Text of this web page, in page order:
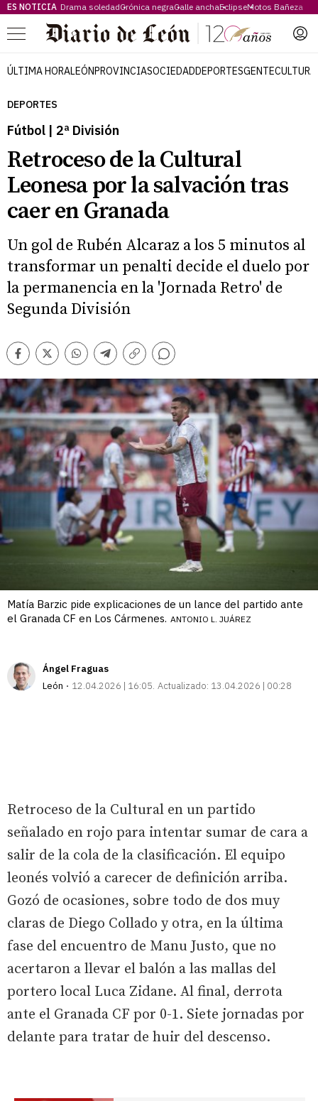
ES NOTICIA Drama soledadCrónica negraCalle anchaEclipseMotos Bañeza
Menú
ÚLTIMA HORALEÓNPROVINCIASOCIEDADDEPORTESGENTECULTURA
DEPORTES
Fútbol | 2ª División
Retroceso de la Cultural
Leonesa por la salvación tras
caer en Granada
Un gol de Rubén Alcaraz a los 5 minutos al
transformar un penalti decide el duelo por
la permanencia en la 'Jornada Retro' de
Segunda División
Facebook
TwitterWhatsappTelegram
Copiar
Comentarios
Matía Barzic pide explicaciones de un lance del partido ante
el Granada CF en Los Cármenes. ANTONIO L. JUÁREZ
Ángel Fraguas
León
12.04.2026 | 16:05 Actualizado: 13.04.2026 | 00:28
Retroceso de la Cultural en un partido
señalado en rojo para intentar sumar de cara a
salir de la cola de la clasificación. El equipo
leonés volvió a carecer de definición arriba.
Gozó de ocasiones, sobre todo de dos muy
claras de Diego Collado y otra, en la última
fase del encuentro de Manu Justo, que no
acertaron a llevar el balón a las mallas del
portero local Luca Zidane. Al final, derrota
ante el Granada CF por 0-1. Siete jornadas por
delante para tratar de huir del descenso.